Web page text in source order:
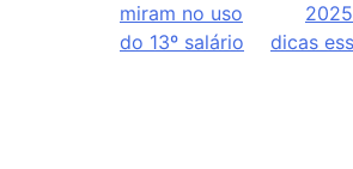
miram no uso
do 13º salário
dicas